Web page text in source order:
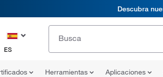
Descubra
ES
Herramientas Aplicaciones